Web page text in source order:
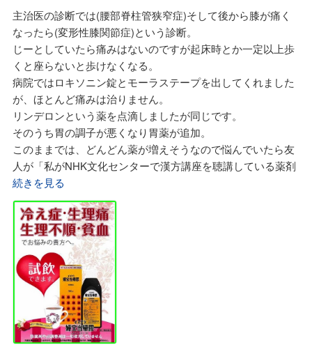
らば医薬品同様に薬剤師の経験と知恵が必要ですし当薬局で
も正しい健康食品も取り扱っていますと言ってくれていま
す。
佐藤先生の言葉の一つ。
熱中症対策には霊黄参と牛黄清心元は必要ですが、日々の生
活の中で熱中症予防には「麦茶(大量生産のペットボトルでは
なく炒った麦を煮立てたモノ)」＋「手作りの梅干し」を日々
の生活に取り入れてと言われています。
ペットボトルの茶の添加されているビタミンCの多くは天然
ではなく遺伝子操作のトウモロコシから構成されたモノと
か。
母は孫のために毎年、佐藤先生の言われた麦を炒った原料を
送ってくれています。
この麦茶を振り出したらペットボトルの麦茶にある石油から
合成された香料なんて不要なほど香り豊かな美味しい麦茶が
できます。
この麦茶と母が漬け込んだ梅干し、そして霊黄参で今年も元
気に夏を過ごします。
佐藤先生、これからも父母、そして私達の健康維持について
のアドバイス宜しくお願いします。
人参」・「シベリア人参」だそうです。
佐藤先生の話ですと田七人参は1つの生薬なのに「出血を止
める作用」と「血液の流れをスムーズにする」と言う相反す
る2つの作用をもっている不思議な自然の恵みエキスとのこ
と。
化学薬品の出血を止める薬は効きすぎたら血栓ができてしま
うし、血液の流れをスムーズにする薬が効きすぎたら出血に
なりますが田七人参にはこのような副作用はないとのこと。
佐藤先生が推奨している田七人参は20日分60包で税込15．98
4円でした。
友人は、この田七人参飲んで本当によかったとのことなので
すぐに購入し、手術10日前から1日3回、1回1包を10時頃と4
時頃、そして就寝前に飲み術後すぐに同様に3回服用したら
本当に出血や腫れが少なく快調でした。
田七人参は現在、植物性生薬ですが医薬品ではなく健康食品
として薬局や薬局以外でも多種多様な田七人参が氾濫してい
るのが現状とか。
佐藤先生は健康食品だから薬剤師でなくても薬局でなくても
自由に販売されていますが、口から飲んで効果を期待するの
ならば医薬品同様に薬剤師の知識と経験が必要とのこと。
主治医の診断では(腰部脊柱管狭窄症)そして後から膝が痛く
なったら(変形性膝関節症)という診断。
じーとしていたら痛みはないのですが起床時とか一定以上歩
くと座らないと歩けなくなる。
病院ではロキソニン錠とモーラステープを出してくれました
が、ほとんど痛みは治りません。
リンデロンという薬を点滴しましたが同じです。
そのうち胃の調子が悪くなり胃薬が追加。
このままでは、どんどん薬が増えそうなので悩んでいたら友
人が「私がNHK文化センターで漢方講座を聴講している薬剤
師さんに相談したら」との事で電話予約して、すみれ漢方施
薬院薬局さんへ行きました。
薬剤師さんから「来られる時に(お薬手帳と血液検査値を持っ
てきて下さい)」と言われたので持参。
年配の薬剤師さんが私の担当。
1時間ほど薬剤師さんから今までの経緯、そして日々の生活
習慣、特に食事の内容、痛み方などを聞かれました。
起床時の体温・入浴の方法まで聞かれましたが病院では無か
った体験。
びっくりしたのはCT検査はレントゲンより強い被爆をする事
続きを見る